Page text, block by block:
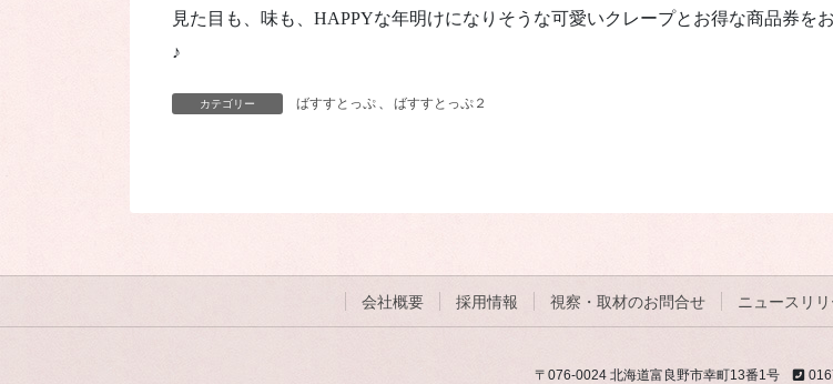
見た目も、味も、HAPPYな年明けになりそうな可愛いクレープとお得な商品券を
♪
カテゴリー ばすすとっぷ 、 ばすすとっぷ２
会社概要 採用情報 視察・取材のお問合せ ニュースリリ
〒076-0024 北海道富良野市幸町13番1号